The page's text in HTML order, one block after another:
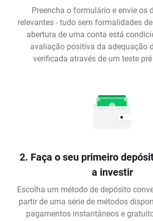
Preencha o formulário e envie os
relevantes - tudo sem formalidades
abertura de uma conta está
avaliação positiva da adequação
verificada através de um teste
2. Faça o seu primeiro
a investir
Escolha um método de depósito
partir de uma série de métodos
pagamentos instantâneos e